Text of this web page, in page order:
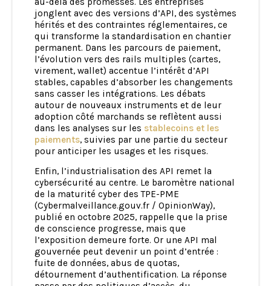
jonglent avec des versions d’API, des systèmes
hérités et des contraintes réglementaires, ce
qui transforme la standardisation en chantier
permanent. Dans les parcours de paiement,
l’évolution vers des rails multiples (cartes,
virement, wallet) accentue l’intérêt d’API
stables, capables d’absorber les changements
sans casser les intégrations. Les débats
autour de nouveaux instruments et de leur
adoption côté marchands se reflètent aussi
dans les analyses sur les stablecoins et les
paiements, suivies par une partie du secteur
pour anticiper les usages et les risques.
Enfin, l’industrialisation des API remet la
cybersécurité au centre. Le baromètre national
de la maturité cyber des TPE-PME
(Cybermalveillance.gouv.fr / OpinionWay),
publié en octobre 2025, rappelle que la prise
de conscience progresse, mais que
l’exposition demeure forte. Or une API mal
gouvernée peut devenir un point d’entrée :
fuite de données, abus de quotas,
détournement d’authentification. La réponse